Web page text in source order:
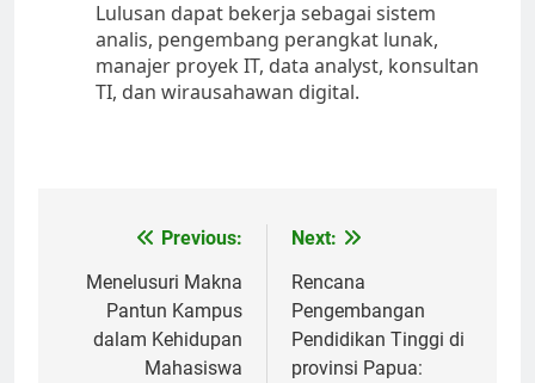
Lulusan dapat bekerja sebagai sistem
analis, pengembang perangkat lunak,
manajer proyek IT, data analyst, konsultan
TI, dan wirausahawan digital.
navigation
Previous:
Menelusuri Makna
Pantun Kampus
dalam Kehidupan
Mahasiswa
Next:
Rencana
Pengembangan
Pendidikan Tinggi di
provinsi Papua: